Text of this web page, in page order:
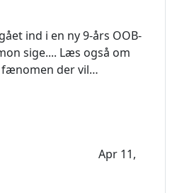
ind i en ny 9-års OOB-
sige.... Læs også om
fænomen der vil…
Apr 11,